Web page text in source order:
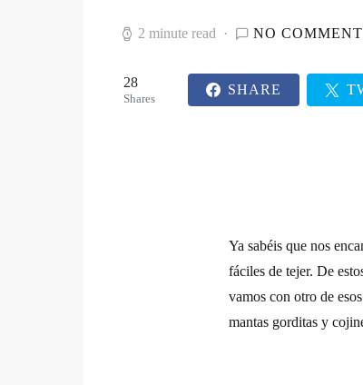
2 minute read NO
28
Shares
SHARE
Ya sabéis que nos
fáciles de tejer. De
vamos con otro de
mantas gorditas y